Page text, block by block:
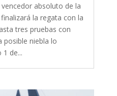
absoluto de la
la regata con la
tres pruebas con
posible niebla lo
de...